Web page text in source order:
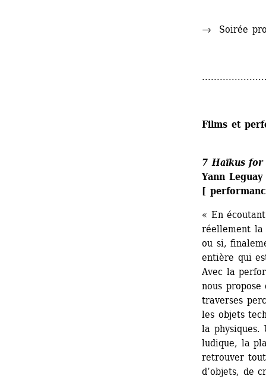
→ Soirée
Films et
7 Haïkus
Yann Leguay
[
« En
réellement la
ou si,
entière qui
Avec la
nous
traverses
les objets
la physiques.
ludique, la
retrouver
d’objets, de